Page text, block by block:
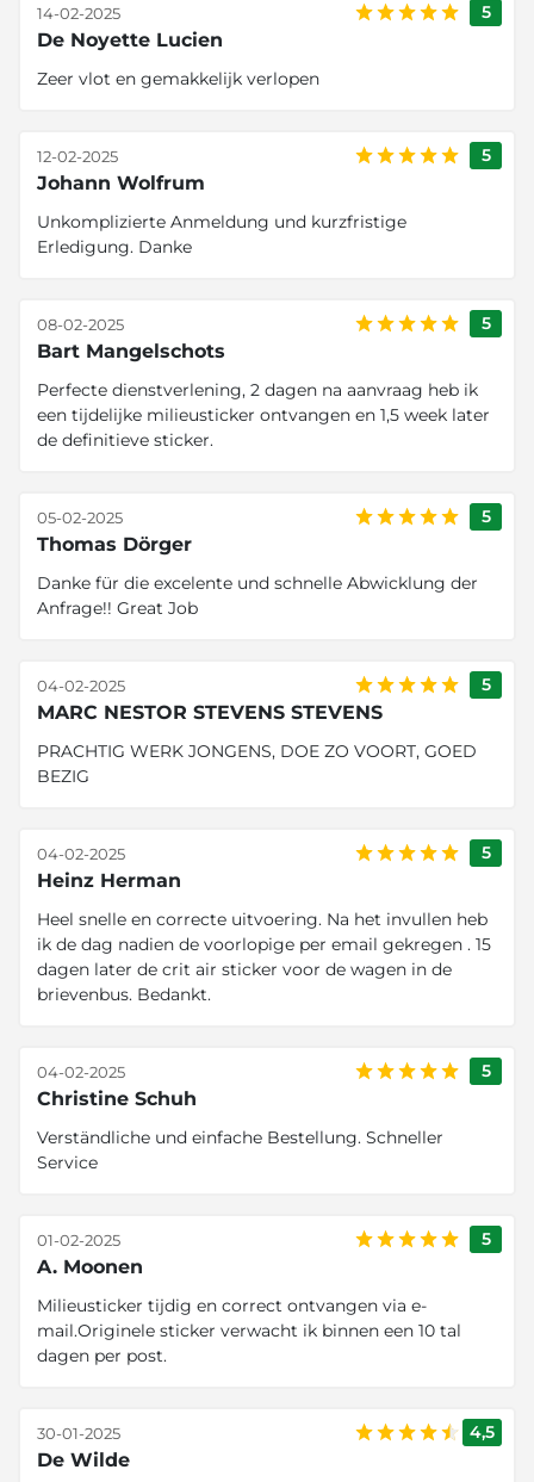
5
De Noyette Lucien
14-02-2025
Zeer vlot en gemakkelijk verlopen
5
Johann Wolfrum
12-02-2025
Unkomplizierte Anmeldung und kurzfristige
Erledigung. Danke
5
Bart Mangelschots
08-02-2025
Perfecte dienstverlening, 2 dagen na aanvraag heb ik
een tijdelijke milieusticker ontvangen en 1,5 week later
de definitieve sticker.
5
Thomas Dörger
05-02-2025
Danke für die excelente und schnelle Abwicklung der
Anfrage!! Great Job
5
MARC NESTOR STEVENS STEVENS
04-02-2025
PRACHTIG WERK JONGENS, DOE ZO VOORT, GOED
BEZIG
5
Heinz Herman
04-02-2025
Heel snelle en correcte uitvoering. Na het invullen heb
ik de dag nadien de voorlopige per email gekregen . 15
dagen later de crit air sticker voor de wagen in de
brievenbus. Bedankt.
5
Christine Schuh
04-02-2025
Verständliche und einfache Bestellung. Schneller
Service
5
A. Moonen
01-02-2025
Milieusticker tijdig en correct ontvangen via e-
mail.Originele sticker verwacht ik binnen een 10 tal
dagen per post.
4,5
De Wilde
30-01-2025